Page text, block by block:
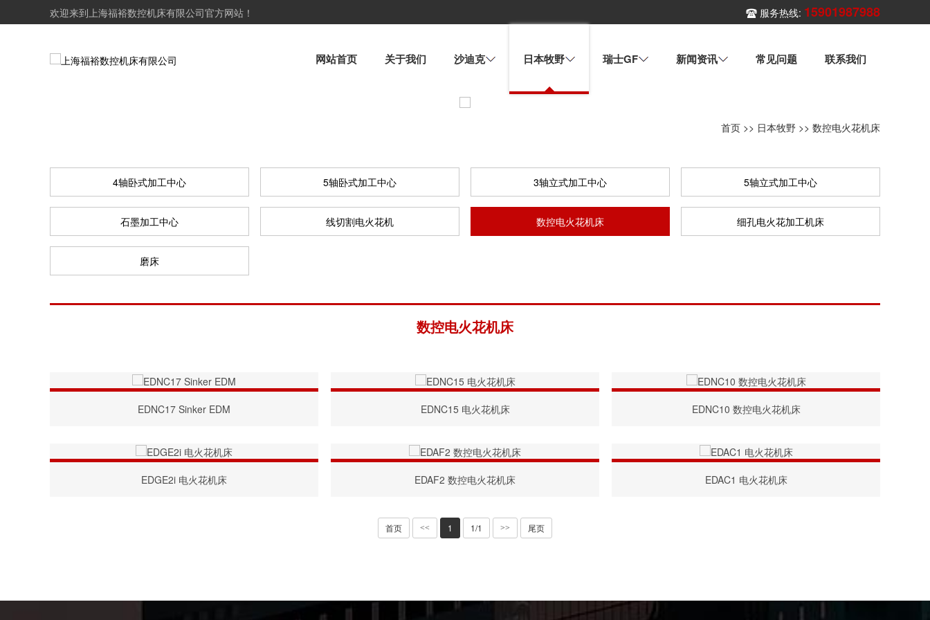
欢迎来到上海福裕数控机床有限公司官方网站！ 服务热线: 15901987988
网站首页 关于我们 沙迪克 日本牧野 瑞士GF 新闻资讯 常见问题 联系我们
首页 >> 日本牧野 >> 数控电火花机床
4轴卧式加工中心 5轴卧式加工中心 3轴立式加工中心 5轴立式加工中心
石墨加工中心 线切割电火花机 数控电火花机床 细孔电火花加工机床
磨床
数控电火花机床
EDNC17 Sinker EDM EDNC15 电火花机床 EDNC10 数控电火花机床
EDGE2i 电火花机床 EDAF2 数控电火花机床 EDAC1 电火花机床
首页 << 1 1/1 >> 尾页